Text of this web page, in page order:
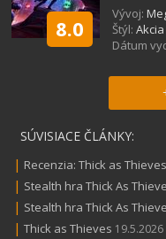
8.0
Vývoj:
Štýl: Akcia
Dátum
SÚVISIACE ČLÁNKY:
| Recenzia: Thick as
| Stealth hra Thick As
| Stealth hra Thick As
| Thick as Thieves 19.5.2026